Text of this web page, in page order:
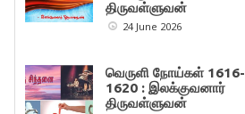
திருவள்ளுவன்
24 June 2026
வெருளி நோய்கள் 1616-
1620 : இலக்குவனார்
திருவள்ளுவன்